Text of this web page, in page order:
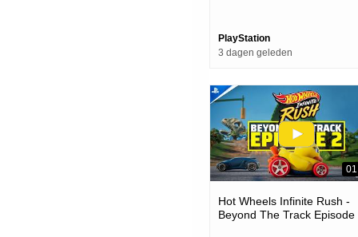
PlayStation
3 dagen geleden
Hot Wheels Infinite Rush -
Beyond The Track Episode